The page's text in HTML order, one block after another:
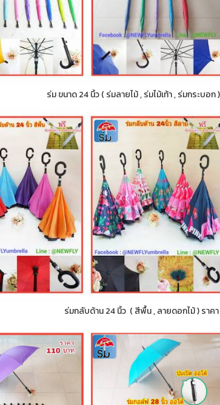
ร่ม ขนาด 24 นิ้ว ( ร่มลายไม้ , ร่มไม้เท้า , ร่มกระบอก
ร่มกลับด้าน 24 นิ้ว ( สีพื้น , ลายดอกไม้ ) ราค